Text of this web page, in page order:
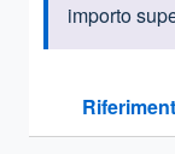
importo
Sezione